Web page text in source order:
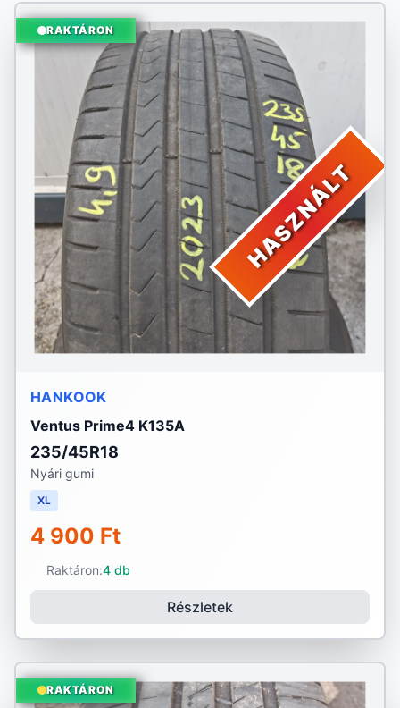
HASZNÁLT
RAKTÁRON
HANKOOK
Ventus Prime4 K135A
235/45R18
Nyári gumi
XL
4 900 Ft
Raktáron:4 db
Részletek
RAKTÁRON